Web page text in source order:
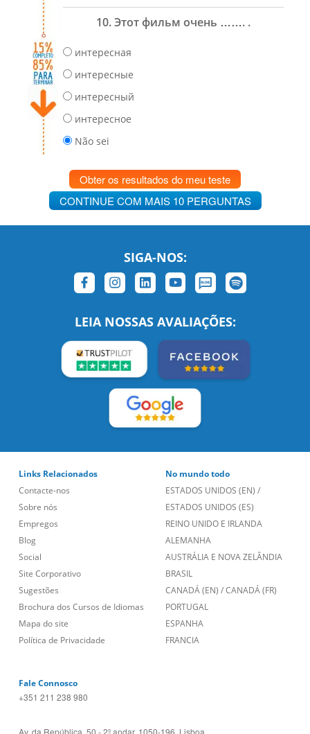
10. Этот фильм очень ……. .
интересная
интересные
интересный
интересное
Não sei
Obter os resultados do meu teste
CONTINUE COM MAIS 10 PERGUNTAS
SIGA-NOS:
LEIA NOSSAS AVALIAÇÕES:
Links Relacionados
Contacte-nos
Sobre nós
Empregos
Blog
Social
Site Corporativo
Sugestões
Brochura dos Cursos de Idiomas
Mapa do site
Política de Privacidade
No mundo todo
ESTADOS UNIDOS (EN) /
ESTADOS UNIDOS (ES)
REINO UNIDO E IRLANDA
ALEMANHA
AUSTRÁLIA E NOVA ZELÂNDIA
BRASIL
CANADÁ (EN) /CANADÁ (FR)
PORTUGAL
ESPANHA
FRANCIA
Fale Connosco
+351 211 238 980
Av. da República, 50 - 2º andar, 1050-196, Lisboa